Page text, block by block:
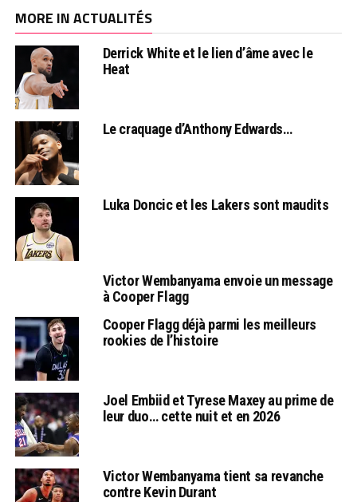
MORE IN ACTUALITÉS
Derrick White et le lien d’âme avec le
Heat
Le craquage d’Anthony Edwards…
Luka Doncic et les Lakers sont maudits
Victor Wembanyama envoie un message
à Cooper Flagg
Cooper Flagg déjà parmi les meilleurs
rookies de l’histoire
Joel Embiid et Tyrese Maxey au prime de
leur duo… cette nuit et en 2026
Victor Wembanyama tient sa revanche
contre Kevin Durant